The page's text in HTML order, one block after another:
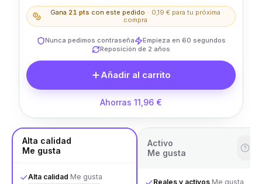
Gana 21 pts con este pedido · 0,19 €para tu próxima
compra
Nunca pedimos contraseña
Empieza en 60 segundos
Reposición de 2 años
Añadir al carrito
Ahorras 11,96 €
Alta calidad
Me gusta
Alta calidad Me gusta
Activo
Me gusta
Reales y activos Me gusta